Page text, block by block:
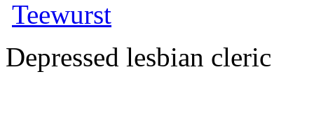
Teewurst
Depressed lesbian cleric